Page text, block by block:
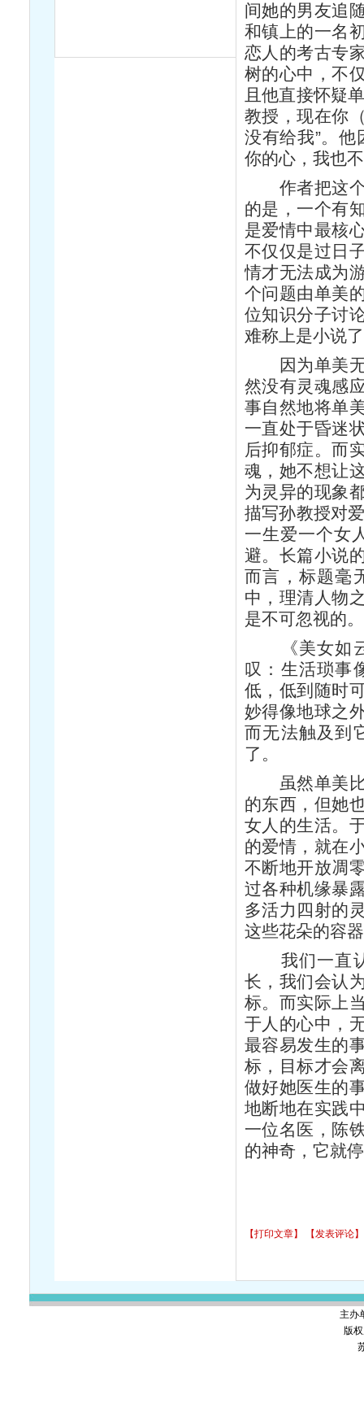
间她的男友追
和镇上的一名
恋人的考古专
树的心中，不
且他直接怀疑
教授，现在你
没有给我”。
你的心，我也
作者把这个
的是，一个有
是爱情中最核
不仅仅是过日
情才无法成为
个问题由单美
位知识分子讨
难称上是小说
因为单美无
然没有灵魂感
事自然地将单
一直处于昏迷
后抑郁症。而
魂，她不想让
为灵异的现象
描写孙教授对
一生爱一个女
避。长篇小说
而言，标题毫
中，理清人物
是不可忽视的
《美女如云
叹：生活琐事
低，低到随时
妙得像地球之
而无法触及到
了。
虽然单美比
的东西，但她
女人的生活。
的爱情，就在
不断地开放凋
过各种机缘暴
多活力四射的
这些花朵的容
我们一直认
长，我们会认
标。而实际上
于人的心中，
最容易发生的
标，目标才会
做好她医生的
地断地在实践
一位名医，陈
的神奇，它就
【打印文章】 【发表评论】
主办
版